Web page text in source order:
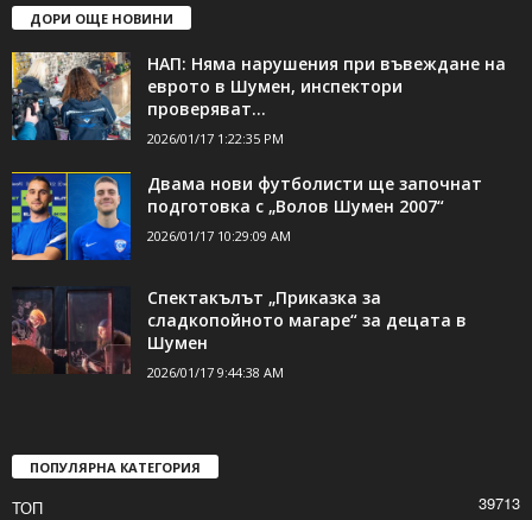
ДОРИ ОЩЕ НОВИНИ
НАП: Няма нарушения при въвеждане на
еврото в Шумен, инспектори
проверяват...
2026/01/17 1:22:35 PM
Двама нови футболисти ще започнат
подготовка с „Волов Шумен 2007“
2026/01/17 10:29:09 AM
Спектакълът „Приказка за
сладкопойното магаре“ за децата в
Шумен
2026/01/17 9:44:38 AM
ПОПУЛЯРНА КАТЕГОРИЯ
ТОП 39713